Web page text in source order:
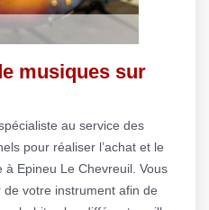
musiques sur
au service des
pour réaliser l’achat et le
Epineu Le Chevreuil. Vous
votre instrument afin de